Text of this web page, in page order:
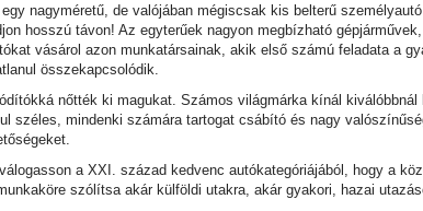
nagyméretű, de valójában mégiscsak kis belterű személyautó
hosszú távon! Az egyterűek nagyon megbízható
vásárol azon munkatársainak, akik első számú feladata a
összekapcsolódik.
nőtték ki magukat. Számos világmárka kínál kiválóbbnál
széles, mindenki számára tartogat csábító és nagy
a XXI. század kedvenc autókategóriájából, hogy a
szólítsa akár külföldi utakra, akár gyakori, hazai